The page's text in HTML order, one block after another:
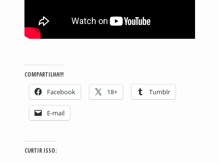
COMPARTILHA!!!
Facebook 18+ Tumblr
E-mail
CURTIR ISSO: